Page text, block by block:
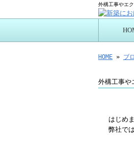
外構工事やエ
HOME » ブ
外構工事や
はじめ
弊社で